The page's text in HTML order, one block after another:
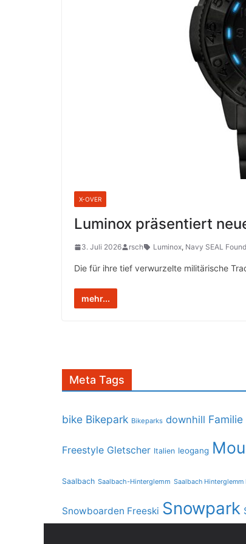
X-OVER
Luminox präsentiert
3. Juli 2026 rsch Luminox, Navy SEAL
Die für ihre tief verwurzelte militärische
mehr...
Meta Tags
bike Bikepark Bikeparks downhill Familie
Freestyle Gletscher Italien leogang
Saalbach Saalbach-Hinterglemm Saalbach
Snowboarden Freeski Snowpark